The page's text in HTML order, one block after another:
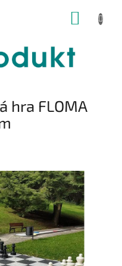
hra FLOMA